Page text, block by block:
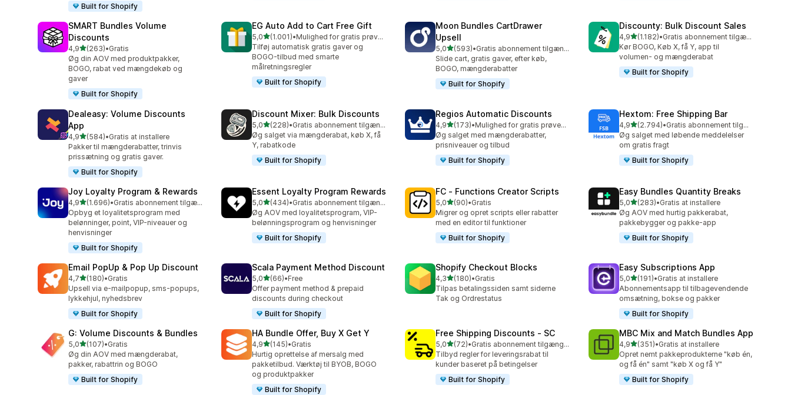
Built for Shopify
SMART Bundles Volume
Discounts
4,9ud af 5 stjerner
(263)
263 anmeldelser i alt
•Gratis
Øg din AOV med produktpakker,
BOGO, rabat ved mængdekøb og
gaver
Built for Shopify
EG Auto Add to Cart Free Gift
5,0ud af 5 stjerner
(1.001)
1001 anmeldelser i alt
•
Mulighed for gratis prøveperiode
Tilføj automatisk gratis gaver og
BOGO-tilbud med smarte
målretningsregler
Built for Shopify
Moon Bundles CartDrawer
Upsell
5,0ud af 5 stjerner
(593)
593 anmeldelser i alt
•
Gratis abonnement tilgængeligt
Slide cart, gratis gaver, efter køb,
BOGO, mængderabatter
Built for Shopify
Discounty: Bulk Discount Sales
4,9ud af 5 stjerner
(1.182)
1182 anmeldelser i alt
•
Gratis abonnement tilgængeligt
Kør BOGO, Køb X, få Y, app til
volumen- og mængderabat
Built for Shopify
Dealeasy: Volume Discounts
App
4,9ud af 5 stjerner
(584)
584 anmeldelser i alt
•Gratis at installere
Pakker til mængderabatter, trinvis
prissætning og gratis gaver.
Built for Shopify
Discount Mixer: Bulk Discounts
5,0ud af 5 stjerner
(228)
228 anmeldelser i alt
•
Gratis abonnement tilgængeligt
Øg salget via mængderabat, køb X, få
Y, rabatkode
Built for Shopify
Regios Automatic Discounts
4,9ud af 5 stjerner
(173)
173 anmeldelser i alt
•
Mulighed for gratis prøveperiode
Øg salget med mængderabatter,
prisniveauer og tilbud
Built for Shopify
Hextom: Free Shipping Bar
4,9ud af 5 stjerner
(2.794)
2794 anmeldelser i alt
•
Gratis abonnement tilgængeligt
Øg salget med løbende meddelelser
om gratis fragt
Built for Shopify
Joy Loyalty Program & Rewards
4,9ud af 5 stjerner
(1.696)
1696 anmeldelser i alt
•
Gratis abonnement tilgængeligt
Opbyg et loyalitetsprogram med
belønninger, point, VIP-niveauer og
henvisninger
Built for Shopify
Essent Loyalty Program Rewards
5,0ud af 5 stjerner
(434)
434 anmeldelser i alt
•
Gratis abonnement tilgængeligt
Øg AOV med loyalitetsprogram, VIP-
belønningsprogram og henvisninger
Built for Shopify
FC ‑ Functions Creator Scripts
5,0ud af 5 stjerner
(90)
90 anmeldelser i alt
•Gratis
Migrer og opret scripts eller rabatter
med en editor til funktioner
Built for Shopify
Easy Bundles Quantity Breaks
5,0ud af 5 stjerner
(283)
283 anmeldelser i alt
•Gratis at installere
Øg AOV med hurtig pakkerabat,
pakkebygger og pakke-app
Built for Shopify
Email PopUp & Pop Up Discount
4,7ud af 5 stjerner
(180)
180 anmeldelser i alt
•Gratis
Upsell via e-mailpopup, sms-popups,
lykkehjul, nyhedsbrev
Built for Shopify
Scala Payment Method Discount
5,0ud af 5 stjerner
(66)
66 anmeldelser i alt
•Free
Offer payment method & prepaid
discounts during checkout
Built for Shopify
Shopify Checkout Blocks
4,3ud af 5 stjerner
(180)
180 anmeldelser i alt
•Gratis
Tilpas betalingssiden samt siderne
Tak og Ordrestatus
Easy Subscriptions App
5,0ud af 5 stjerner
(191)
191 anmeldelser i alt
•Gratis at installere
Abonnementsapp til tilbagevendende
omsætning, bokse og pakker
Built for Shopify
G: Volume Discounts & Bundles
5,0ud af 5 stjerner
(107)
107 anmeldelser i alt
•Gratis
Øg din AOV med mængderabat,
pakker, rabattrin og BOGO
Built for Shopify
HA Bundle Offer, Buy X Get Y
4,9ud af 5 stjerner
(145)
145 anmeldelser i alt
•Gratis
Hurtig oprettelse af mersalg med
pakketilbud. Værktøj til BYOB, BOGO
og produktpakker
Built for Shopify
Free Shipping Discounts ‑ SC
5,0ud af 5 stjerner
(72)
72 anmeldelser i alt
•
Gratis abonnement tilgængeligt
Tilbyd regler for leveringsrabat til
kunder baseret på betingelser
Built for Shopify
MBC Mix and Match Bundles App
4,9ud af 5 stjerner
(351)
351 anmeldelser i alt
•Gratis at installere
Opret nemt pakkeprodukterne "køb én,
og få én" samt "køb X og få Y"
Built for Shopify